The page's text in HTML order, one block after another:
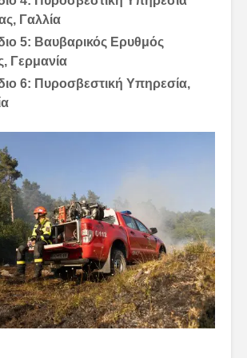
Γαλλία
5: Βαυβαρικός Ερυθμός
Γερμανία
6: Πυροσβεστική Υπηρεσία,